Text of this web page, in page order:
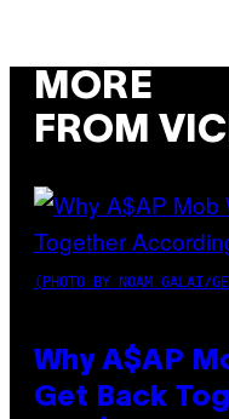
MORE
FROM
(PHOTO BY NOAM GALAI/
Why A$AP
Get Back